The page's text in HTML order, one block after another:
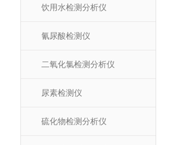
饮用水检测分析仪
氰尿酸检测仪
二氧化氯检测分析仪
尿素检测仪
硫化物检测分析仪